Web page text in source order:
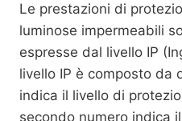
Le prestazioni di
luminose impermeabili
espresse dal livello IP
livello IP è composto da
indica il livello di
secondo numero indica